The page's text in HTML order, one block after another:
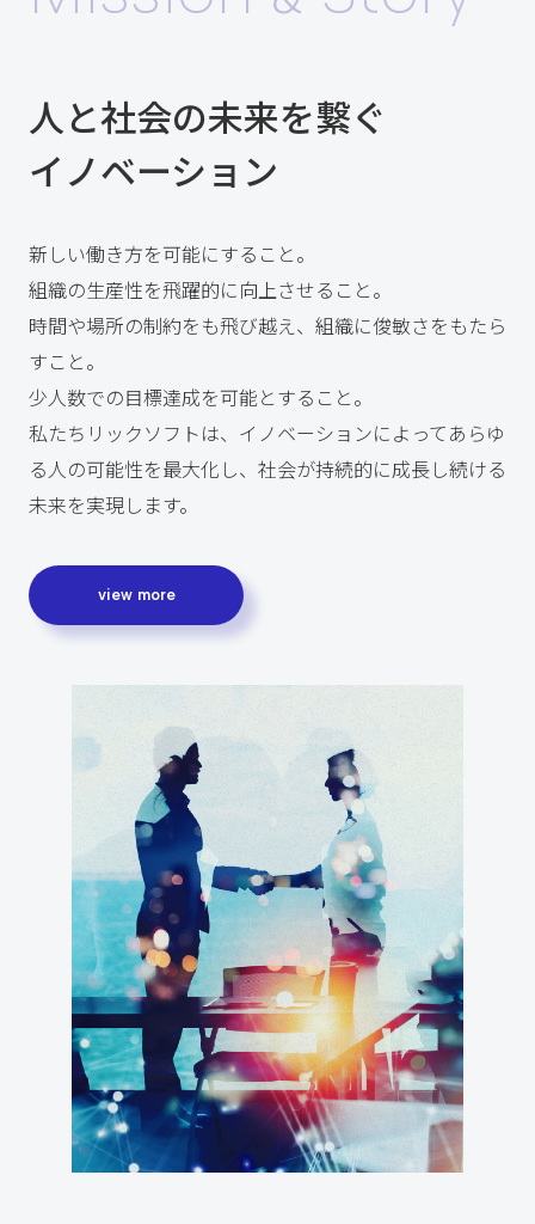
人と社会の未来を繋ぐ
イノベーション
新しい働き方を可能にすること。
組織の生産性を飛躍的に向上させること。
時間や場所の制約をも飛び越え、組織に俊敏さをもたら
すこと。
少人数での目標達成を可能とすること。
私たちリックソフトは、 イノベーションによってあらゆ
る人の可能性を最大化し、 社会が持続的に成長し続ける
未来を実現します。
view more